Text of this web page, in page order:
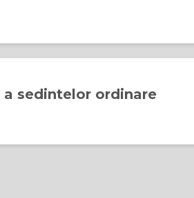
a sedintelor ordinare